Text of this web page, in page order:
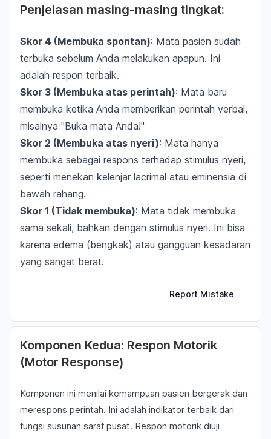
Penjelasan masing-masing tingkat:
Skor 4 (Membuka spontan): Mata pasien sudah
terbuka sebelum Anda melakukan apapun. Ini
adalah respon terbaik.
Skor 3 (Membuka atas perintah): Mata baru
membuka ketika Anda memberikan perintah verbal,
misalnya "Buka mata Anda!"
Skor 2 (Membuka atas nyeri): Mata hanya
membuka sebagai respons terhadap stimulus nyeri,
seperti menekan kelenjar lacrimal atau eminensia di
bawah rahang.
Skor 1 (Tidak membuka): Mata tidak membuka
sama sekali, bahkan dengan stimulus nyeri. Ini bisa
karena edema (bengkak) atau gangguan kesadaran
yang sangat berat.
Report Mistake
Komponen Kedua: Respon Motorik
(Motor Response)
Komponen ini menilai kemampuan pasien bergerak dan
merespons perintah. Ini adalah indikator terbaik dari
fungsi susunan saraf pusat. Respon motorik diuji